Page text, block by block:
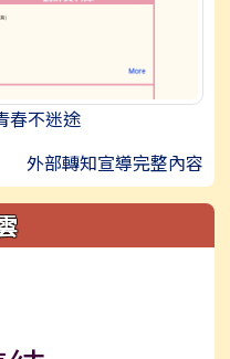
春不迷途
外部轉知宣導完整內容